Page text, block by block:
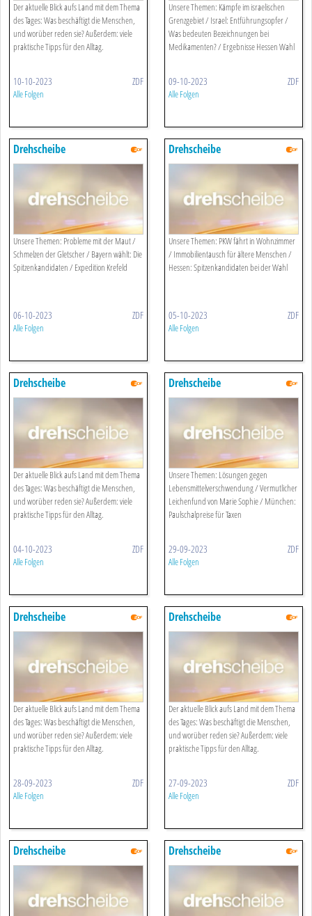
Der aktuelle Blick aufs Land mit dem Thema
des Tages: Was beschäftigt die Menschen,
und worüber reden sie? Außerdem: viele
praktische Tipps für den Alltag.
10-10-2023 ZDF
Alle Folgen
Unsere Themen: Kämpfe im israelischen
Grenzgebiet / Israel: Entführungsopfer /
Was bedeuten Bezeichnungen bei
Medikamenten? / Ergebnisse Hessen Wahl
09-10-2023 ZDF
Alle Folgen
Drehscheibe
Unsere Themen: Probleme mit der Maut /
Schmelzen der Gletscher / Bayern wählt: Die
Spitzenkandidaten / Expedition Krefeld
06-10-2023 ZDF
Alle Folgen
Drehscheibe
Unsere Themen: PKW fährt in Wohnzimmer
/ Immobilientausch für ältere Menschen /
Hessen: Spitzenkandidaten bei der Wahl
05-10-2023 ZDF
Alle Folgen
Drehscheibe
Der aktuelle Blick aufs Land mit dem Thema
des Tages: Was beschäftigt die Menschen,
und worüber reden sie? Außerdem: viele
praktische Tipps für den Alltag.
04-10-2023 ZDF
Alle Folgen
Drehscheibe
Unsere Themen: Lösungen gegen
Lebensmittelverschwendung / Vermutlicher
Leichenfund von Marie Sophie / München:
Paulschalpreise für Taxen
29-09-2023 ZDF
Alle Folgen
Drehscheibe
Der aktuelle Blick aufs Land mit dem Thema
des Tages: Was beschäftigt die Menschen,
und worüber reden sie? Außerdem: viele
praktische Tipps für den Alltag.
28-09-2023 ZDF
Alle Folgen
Drehscheibe
Der aktuelle Blick aufs Land mit dem Thema
des Tages: Was beschäftigt die Menschen,
und worüber reden sie? Außerdem: viele
praktische Tipps für den Alltag.
27-09-2023 ZDF
Alle Folgen
Drehscheibe Drehscheibe